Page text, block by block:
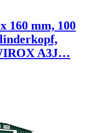
160 mm, 100
A3J…